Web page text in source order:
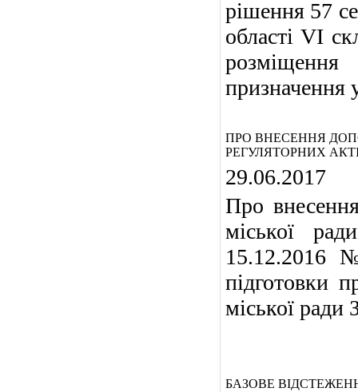
рішення 57
області VI
призначення
ПРО ВНЕСЕННЯ
РЕГУЛЯТОРНИХ
29.06.2017
Про
міської
15.12.2016
підготовки
міської ради
БАЗОВЕ